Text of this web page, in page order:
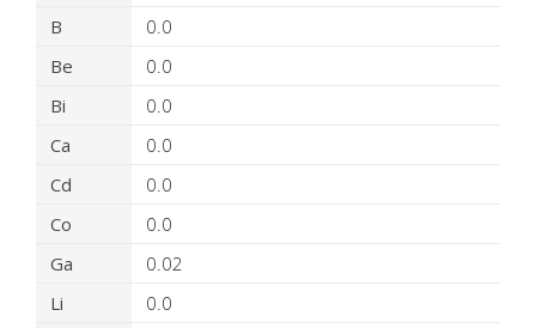
B
0.0
Be
0.0
Bi
0.0
Ca
0.0
Cd
0.0
Co
0.0
Ga
0.02
Li
0.0